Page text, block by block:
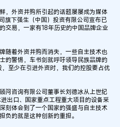
，外资并购所引起的话题屡屡成为媒体
旗下强生（中国）投资有限公司宣布已
交易，一家有18年历史的中国品牌企业
随着外资并购而消失，一些自主技术也
的警惕，车书剑就呼吁领导民族品牌的
至少在引进外资时，我们的控股要占优
问咨询有限公司董事长刘德冰从上世纪
出口、国家重点工程重大项目的设备采
刻体会到了一个国家的强盛与自主技术
负的就是这种创新的重担。